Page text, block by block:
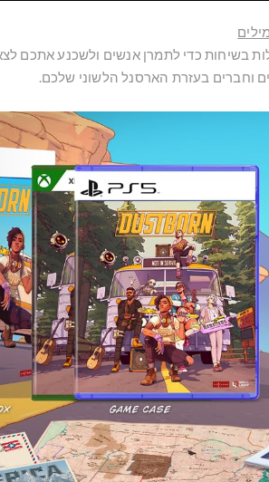
בשיחות כדי לתמרן אנשים ולשכנע אתכם
וחברים בעזרת הארסנל הלשוני שלכם.